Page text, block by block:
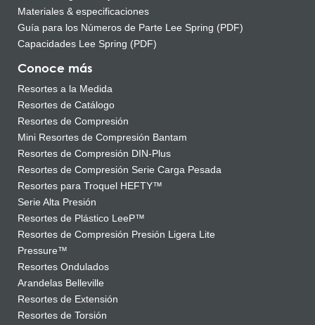
Materiales & especificaciones
Guía para los Números de Parte Lee Spring (PDF)
Capacidades Lee Spring (PDF)
Conoce más
Resortes a la Medida
Resortes de Catálogo
Resortes de Compresión
Mini Resortes de Compresión Bantam
Resortes de Compresión DIN-Plus
Resortes de Compresión Serie Carga Pesada
Resortes para Troquel HEFTY™
Serie Alta Presión
Resortes de Plástico LeeP™
Resortes de Compresión Presión Ligera Lite
Pressure™
Resortes Ondulados
Arandelas Belleville
Resortes de Extensión
Resortes de Torsión